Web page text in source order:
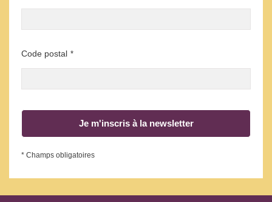
Code postal *
Je m'inscris à la newsletter
* Champs obligatoires